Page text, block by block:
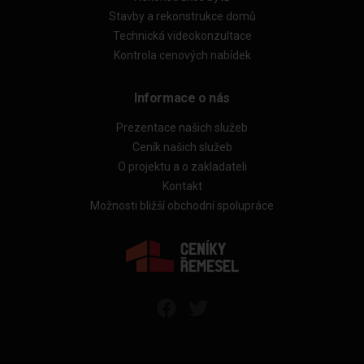
Stavby a rekonstrukce domů
Technická videokonzultace
Kontrola cenových nabídek
Informace o nás
Prezentace našich služeb
Ceník našich služeb
O projektu a o zakladateli
Kontakt
Možnosti bližší obchodní spolupráce